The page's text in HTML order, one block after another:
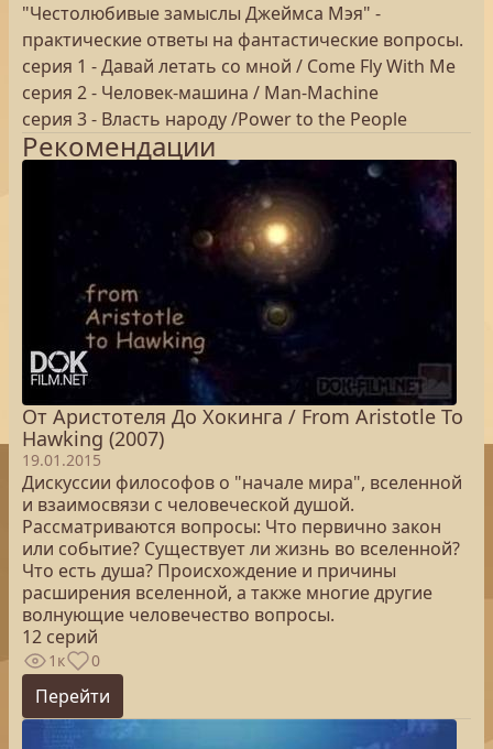
"Честолюбивые замыслы Джеймса Мэя" -
практические ответы на фантастические вопросы.
серия 1 - Давай летать со мной / Come Fly With Me
серия 2 - Человек-машина / Man-Machine
серия 3 - Власть народу /Power to the People
Рекомендации
От Аристотеля До Хокинга / From Aristotle To
Hawking (2007)
19.01.2015
Дискуссии философов о "начале мира", вселенной
и взаимосвязи с человеческой душой.
Рассматриваются вопросы: Что первично закон
или событие? Существует ли жизнь во вселенной?
Что есть душа? Происхождение и причины
расширения вселенной, а также многие другие
волнующие человечество вопросы.
12 серий
1к 0
Перейти